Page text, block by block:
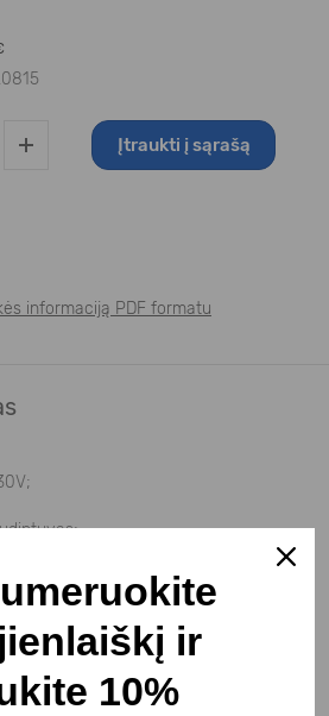
Įtraukti į sąrašą
informaciją PDF formatu
ir
10%